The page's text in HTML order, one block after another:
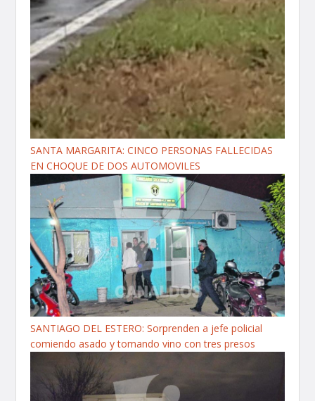
SANTA MARGARITA: CINCO PERSONAS FALLECIDAS
EN CHOQUE DE DOS AUTOMOVILES
SANTIAGO DEL ESTERO: Sorprenden a jefe policial
comiendo asado y tomando vino con tres presos